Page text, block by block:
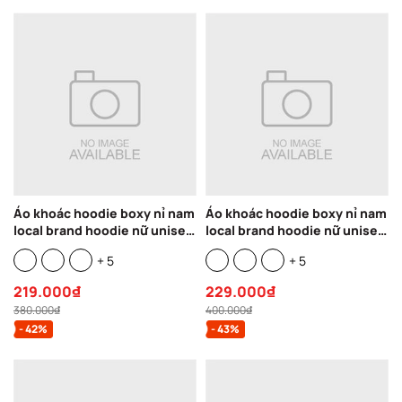
Áo khoác hoodie boxy nỉ nam
local brand hoodie nữ unisex
form rộng basic tay phồng
CLOUDZY TRUST
+ 5
219.000₫
380.000₫
- 42%
Áo khoác hoodie boxy nỉ nam
local brand hoodie nữ unisex
form rộng basic tay phồng
CLOUDZY SYNC
+ 5
229.000₫
400.000₫
- 43%